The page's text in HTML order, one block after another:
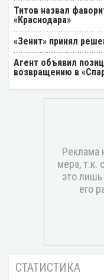
Титов назвал
«Краснодара»
«Зенит» принял
Агент объявил
возвращению в